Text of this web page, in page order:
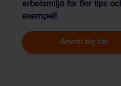
arbetsmiljö för fler tips
exempel!
Anmäl dig här